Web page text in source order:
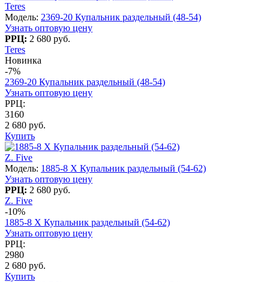
Teres
Модель: 2369-20 Купальник раздельный (48-54)
Узнать оптовую цену
РРЦ: 2 680 руб.
Teres
Новинка
-7%
2369-20 Купальник раздельный (48-54)
Узнать оптовую цену
РРЦ:
3160
2 680 руб.
Купить
Z. Five
Модель: 1885-8 X Купальник раздельный (54-62)
Узнать оптовую цену
РРЦ: 2 680 руб.
Z. Five
-10%
1885-8 X Купальник раздельный (54-62)
Узнать оптовую цену
РРЦ:
2980
2 680 руб.
Купить